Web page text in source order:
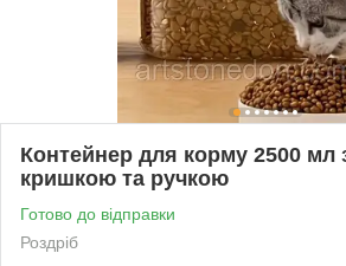
Контейнер для корму 2500 мл
кришкою та ручкою
Готово до відправки
Роздріб